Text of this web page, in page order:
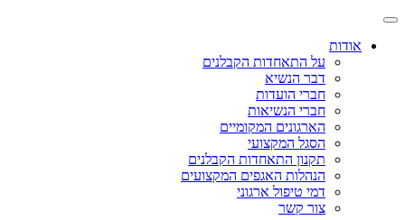
אודות
על התאחדות הקבלנים
דבר הנשיא
חברי הועדות
חברי הנשיאות
הארגונים המקומיים
הסגל המקצועי
תקנון התאחדות הקבלנים
הנהלות האגפים המקצועים
דמי טיפול ארגוני
צור קשר